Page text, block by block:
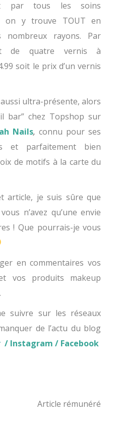
par tous les soins
on y trouve TOUT en
nombreux rayons. Par
de quatre vernis à
soit le prix d’un vernis
ultra-présente, alors
bar” chez Topshop sur
Nails,connu pour ses
et parfaitement bien
de motifs à la carte du
article, je suis sûre que
n’avez qu’une envie
! Que pourrais-je vous
en commentaires vos
vos produits makeup
suivre sur les réseaux
de l’actu du blog
/ Instagram / Facebook
Article rémunéré